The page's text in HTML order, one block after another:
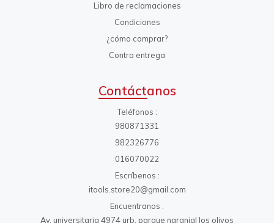
Libro de reclamaciones
Condiciones
¿cómo comprar?
Contra entrega
Contáctanos
Teléfonos
980871331
982326776
016070022
Escríbenos
itools.store20@gmail.com
Encuentranos
Av. universitaria 4974 urb. parque naranjal los olivos